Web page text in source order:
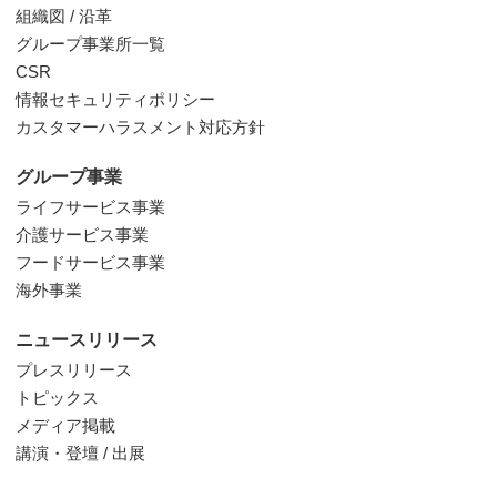
組織図 / 沿革
グループ事業所一覧
CSR
情報セキュリティポリシー
カスタマーハラスメント対応方針
グループ事業
ライフサービス事業
介護サービス事業
フードサービス事業
海外事業
ニュースリリース
プレスリリース
トピックス
メディア掲載
講演・登壇 / 出展